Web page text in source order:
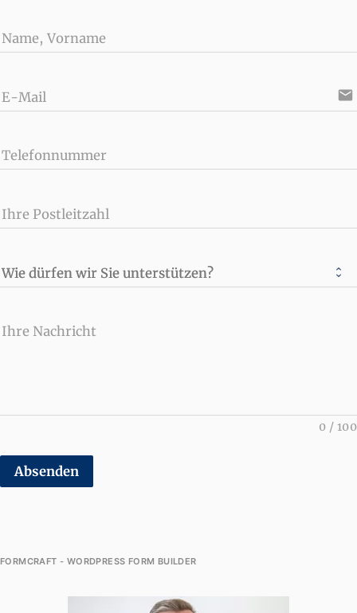
Name, Vorname
E-Mail email
Telefonnummer
Ihre Postleitzahl
Wie dürfen wir Sie unterstützen?
Ihre Nachricht
0 / 100
Absenden
FORMCRAFT - WORDPRESS FORM BUILDER